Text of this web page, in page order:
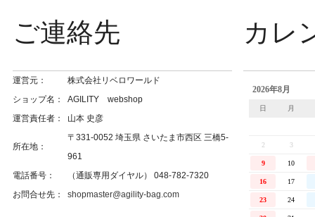
ご連絡先
運営元：
株式会社リベロワールド
ショップ名：
AGILITY webshop
運営責任者：
山本 史彦
所在地：
〒331-0052 埼玉県 さいたま市西区 三橋5-
961
電話番号：
（通販専用ダイヤル） 048-782-7320
お問合せ先：
shopmaster@agility-bag.com
カレ